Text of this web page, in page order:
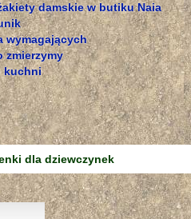
damskie w butiku Naia
wymagających
zmierzymy
kuchni
dla dziewczynek